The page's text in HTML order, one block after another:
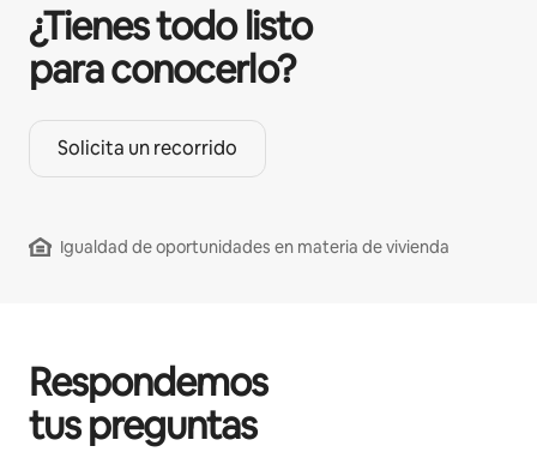
¿Tienes todo listo
para conocerlo?
Solicita un recorrido
Igualdad de oportunidades en materia de vivienda
Respondemos
tus preguntas